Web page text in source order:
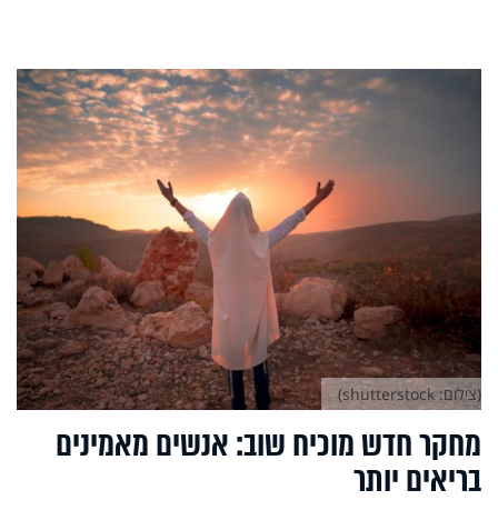
מחקר חדש מוכיח שוב: אנשים מאמינים
בריאים יותר
(צילום: shutterstock)